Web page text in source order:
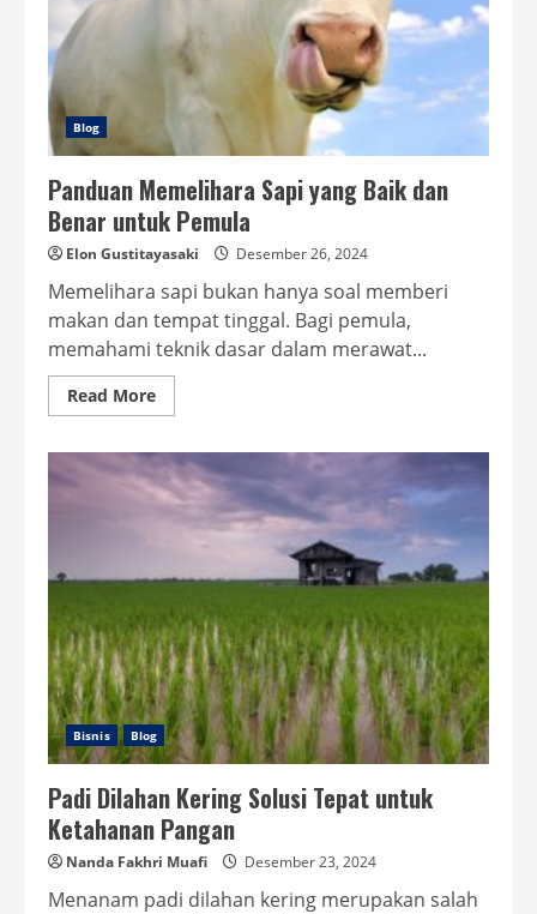
Blog
Panduan Memelihara Sapi yang Baik dan
Benar untuk Pemula
Elon Gustitayasaki Desember 26, 2024
Memelihara sapi bukan hanya soal memberi
makan dan tempat tinggal. Bagi pemula,
memahami teknik dasar dalam merawat...
Read MoreRead
more
Memelihara
Sapi
yang
Baik
dan
Pemula
Bisnis Blog
Padi Dilahan Kering Solusi Tepat untuk
Ketahanan Pangan
Nanda Fakhri Muafi Desember 23, 2024
Menanam padi dilahan kering merupakan salah